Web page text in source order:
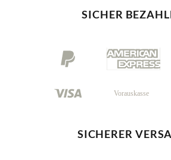
SICHER
SICHERER